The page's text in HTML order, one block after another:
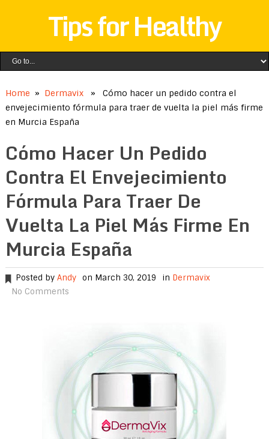
Tips for Healthy
Home » Dermavix» Cómo hacer un pedido contra el
envejecimiento fórmula para traer de vuelta la piel más firme
en Murcia España
Cómo Hacer Un Pedido
Contra El Envejecimiento
Fórmula Para Traer De
Vuelta La Piel Más Firme En
Murcia España
Posted by Andy on March 30, 2019 in Dermavix
No Comments